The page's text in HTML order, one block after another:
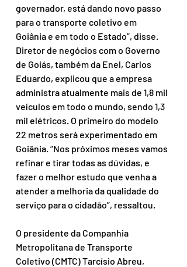
governador, está dando novo passo
para o transporte coletivo em
Goiânia e em todo o Estado”, disse.
Diretor de negócios com o Governo
de Goiás, também da Enel, Carlos
Eduardo, explicou que a empresa
administra atualmente mais de 1,8 mil
veículos em todo o mundo, sendo 1,3
mil elétricos. O primeiro do modelo
22 metros será experimentado em
Goiânia. “Nos próximos meses vamos
refinar e tirar todas as dúvidas, e
fazer o melhor estudo que venha a
atender a melhoria da qualidade do
serviço para o cidadão”, ressaltou.
O presidente da Companhia
Metropolitana de Transporte
Coletivo (CMTC) Tarcísio Abreu,